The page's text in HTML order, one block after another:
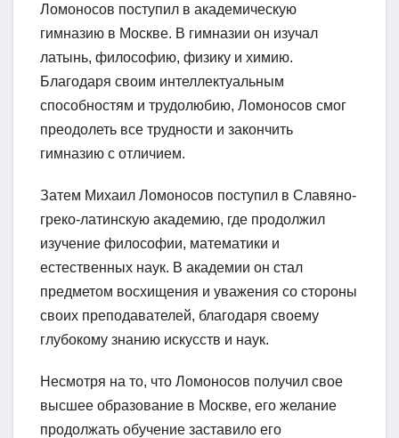
Ломоносов поступил в академическую
гимназию в Москве. В гимназии он изучал
латынь, философию, физику и химию.
Благодаря своим интеллектуальным
способностям и трудолюбию, Ломоносов смог
преодолеть все трудности и закончить
гимназию с отличием.
Затем Михаил Ломоносов поступил в Славяно-
греко-латинскую академию, где продолжил
изучение философии, математики и
естественных наук. В академии он стал
предметом восхищения и уважения со стороны
своих преподавателей, благодаря своему
глубокому знанию искусств и наук.
Несмотря на то, что Ломоносов получил свое
высшее образование в Москве, его желание
продолжать обучение заставило его